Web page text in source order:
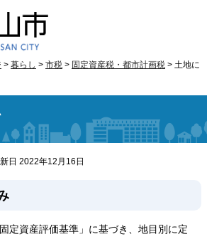
> 暮らし > 市税 > 固定資産税・都市計画税 > 土地に
日 2022年12月16日
定資産評価基準」に基づき、地目別に定